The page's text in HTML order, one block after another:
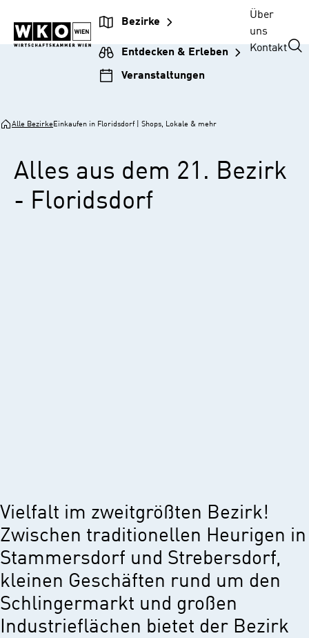
Unternehmensnavigation
springen
Inhalt
springen
Hauptnavigation
springen
Footer
springen
Bezirke
Entdecken & Erleben
Veranstaltungen
Über
uns
Kontakt
Alle BezirkeEinkaufen in Floridsdorf | Shops, Lokale & mehr
Alles aus dem 21. Bezirk
- Floridsdorf
Vielfalt im zweitgrößten Bezirk!
Zwischen traditionellen Heurigen in
Stammersdorf und Strebersdorf,
kleinen Geschäften rund um den
Schlingermarkt und großen
Industrieflächen bietet der Bezirk